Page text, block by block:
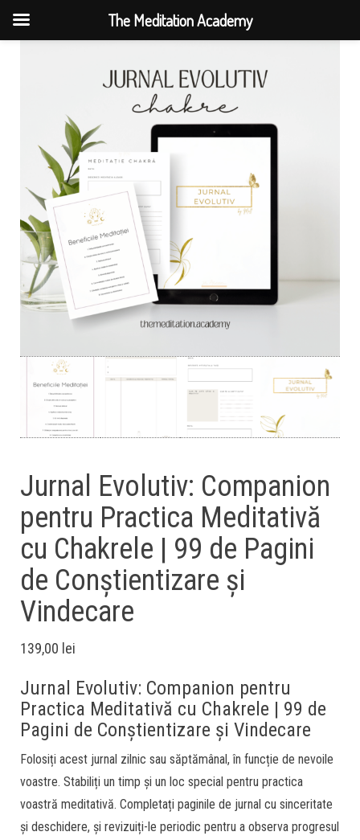
Jurnal Evolutiv: Companion
pentru Practica Meditativă
cu Chakrele | 99 de Pagini
de Conștientizare și
Vindecare
139,00 lei
Jurnal Evolutiv: Companion pentru
Practica Meditativă cu Chakrele | 99 de
Pagini de Conștientizare și Vindecare
Folosiți acest jurnal zilnic sau săptămânal, în funcție de nevoile
voastre. Stabiliți un timp și un loc special pentru practica
voastră meditativă. Completați paginile de jurnal cu sinceritate
și deschidere, și revizuiți-le periodic pentru a observa progresul
The Meditation Academy